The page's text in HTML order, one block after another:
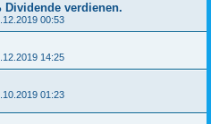
Dividende verdienen.
00:53
14:25
01:23